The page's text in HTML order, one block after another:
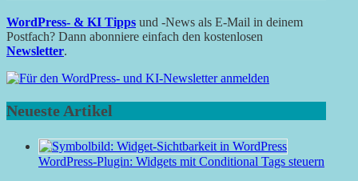
WordPress- & KI Tipps und -News als E-Mail in deinem
Postfach? Dann abonniere einfach den kostenlosen
Newsletter.
Neueste Artikel
WordPress-Plugin: Widgets mit Conditional Tags steuern